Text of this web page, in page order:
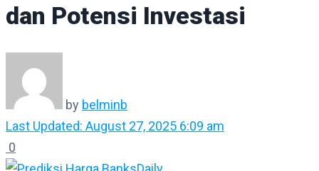
dan Potensi Investasi
by belminb
Last Updated: August 27, 2025 6:09 am
0